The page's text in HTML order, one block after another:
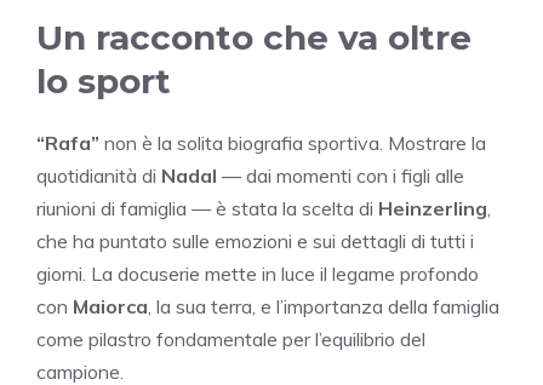
Un racconto che va oltre
lo sport
“Rafa” non è la solita biografia sportiva. Mostrare la
quotidianità di Nadal — dai momenti con i figli alle
riunioni di famiglia — è stata la scelta di Heinzerling
che ha puntato sulle emozioni e sui dettagli di tutti i
giorni. La docuserie mette in luce il legame profondo
con Maiorca , la sua terra, e l’importanza della famiglia
come pilastro fondamentale per l’equilibrio del
campione.